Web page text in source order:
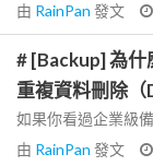
由 RainPan 發文
# [Backup] 為什
重複資料刪除（
如果你看過企業級
由 RainPan 發文